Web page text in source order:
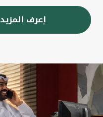
إعرف المزيد